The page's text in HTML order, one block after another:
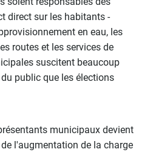
direct sur les habitants -
en eau, les
routes et les services de
suscitent beaucoup
public que les élections
municipaux devient
l'augmentation de la charge